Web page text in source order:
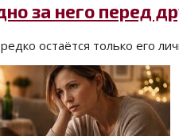
за него перед
остаётся только его